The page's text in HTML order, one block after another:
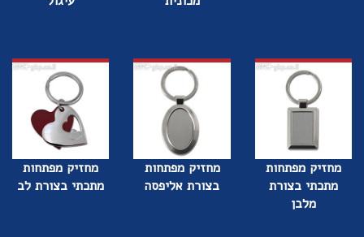
מחזיק מפתחות
מתכתי בצורת
מלבן
מחזיק מפתחות
בצורת אליפסה
מחזיק מפתחות
מתכתי בצורת לב